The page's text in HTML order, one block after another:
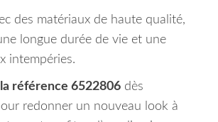
des matériaux de haute qualité,
longue durée de vie et une
intempéries.
la référence 6522806 dès
redonner un nouveau look à